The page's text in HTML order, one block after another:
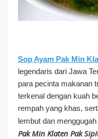
Sop Ayam Pak Min
legendaris dari Jawa
para pecinta makanan
terkenal dengan kuah
rempah yang khas,
lembut dan
Pak Min Klaten Pak